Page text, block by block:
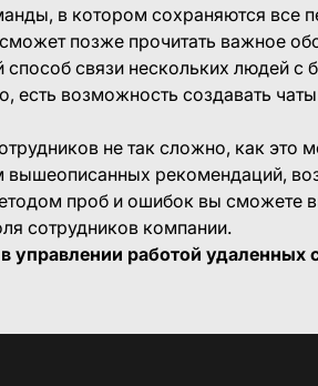
в котором сохраняются все
позже прочитать важное
связи нескольких людей с
есть возможность создавать
не так сложно, как это
рекомендаций,
проб и ошибок вы сможете
сотрудников компании.
управлении работой удаленных